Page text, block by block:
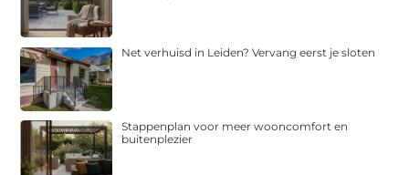
Net verhuisd in Leiden? Vervang eerst je sloten
Stappenplan voor meer wooncomfort en
buitenplezier